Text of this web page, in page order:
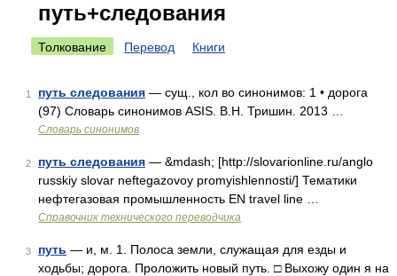
путь+следования
Толкование Перевод Книги
1 путь следования — сущ., кол во синонимов: 1 • дорога
(97) Словарь синонимов ASIS. В.Н. Тришин. 2013 …
Словарь синонимов
2 путь следования — &mdash; [http://slovarionline.ru/anglo
russkiy slovar neftegazovoy promyishlennosti/] Тематики
нефтегазовая промышленность EN travel line …
Справочник технического переводчика
3 путь — и, м. 1. Полоса земли, служащая для езды и
ходьбы; дорога. Проложить новый путь. □ Выхожу один я на